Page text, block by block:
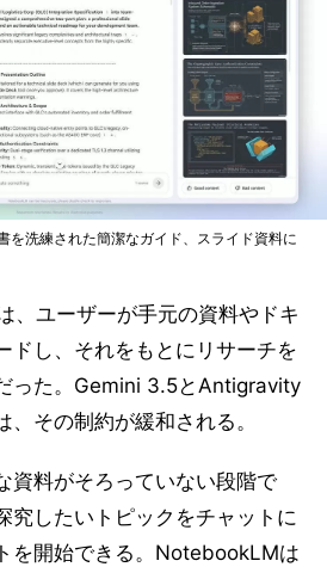
を洗練された簡潔なガイド、スライド資料に
、ユーザーが手元の資料やドキ
ドし、それをもとにリサーチを
った。Gemini 3.5とAntigravity
その制約が緩和される。
資料がそろっていない段階で
究したいトピックをチャットに
を開始できる。NotebookLMは